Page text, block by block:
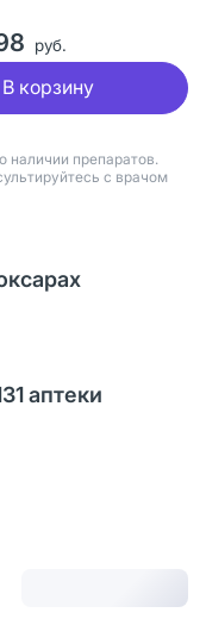
руб.
В корзину
наличии препаратов.
с врачом
аптеки